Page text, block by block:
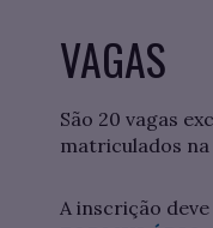
VAGAS
São 20 vagas
matriculados
A inscrição